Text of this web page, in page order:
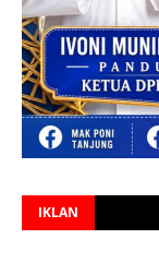
IKLAN